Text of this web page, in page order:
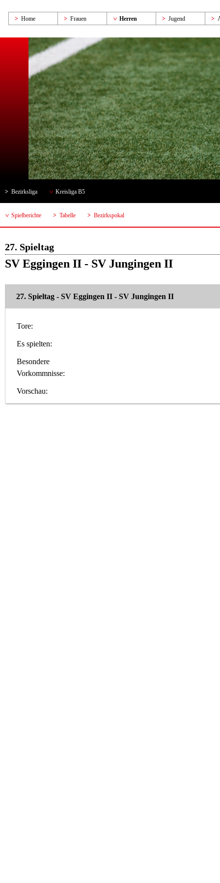
Home Frauen Herren Jugend
Bezirksliga Kreisliga B5
Spielberichte Tabelle Bezirkspokal
27. Spieltag
SV Eggingen II - SV Jungingen II
27. Spieltag - SV Eggingen II - SV Jungingen II
Tore:
Es spielten:
Besondere
Vorkommnisse:
Vorschau: